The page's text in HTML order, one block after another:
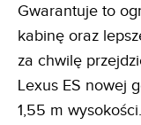
Gwarantuje to
kabinę oraz
za chwilę
Lexus ES nowej
1,55 m wysokości.